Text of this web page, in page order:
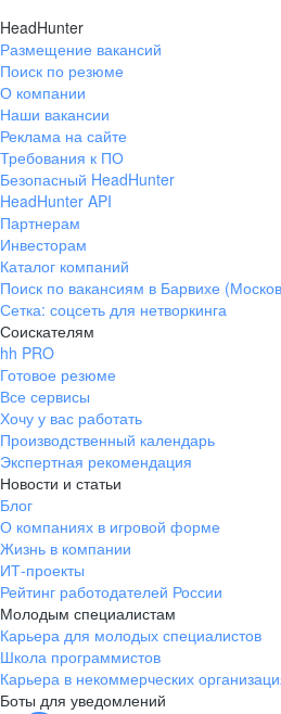
HeadHunter
Размещение вакансий
Поиск по резюме
О компании
Наши вакансии
Реклама на сайте
Требования к ПО
Безопасный HeadHunter
HeadHunter API
Партнерам
Инвесторам
Каталог компаний
Поиск по вакансиям в Барвихе
Сетка: соцсеть для нетворкинга
Соискателям
hh PRO
Готовое резюме
Все сервисы
Хочу у вас работать
Производственный календарь
Экспертная рекомендация
Новости и статьи
Блог
О компаниях в игровой форме
Жизнь в компании
ИТ-проекты
Рейтинг работодателей России
Молодым специалистам
Карьера для молодых специалистов
Школа программистов
Карьера в некоммерческих
Боты для уведомлений